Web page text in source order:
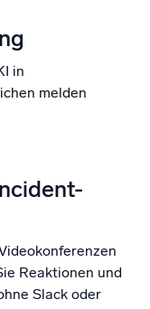
in
melden
Reaktionen und
Slack oder